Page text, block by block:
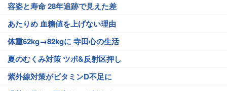
容姿と寿命 28年追跡で見えた差
あたりめ 血糖値を上げない理由
体重62kg→82kgに 寺田心の生活
夏のむくみ対策 ツボ&反射区押し
紫外線対策がビタミンD不足に